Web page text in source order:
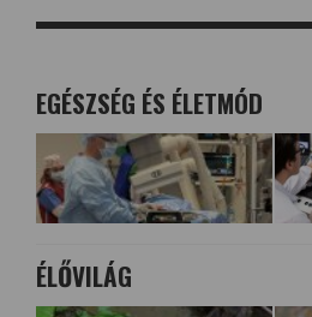
EGÉSZSÉG ÉS ÉLETMÓD
ÉLŐVILÁG